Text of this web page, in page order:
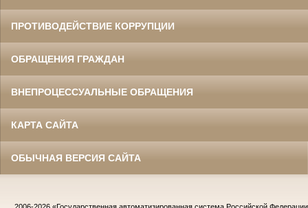
ПРОТИВОДЕЙСТВИЕ КОРРУПЦИИ
ОБРАЩЕНИЯ ГРАЖДАН
ВНЕПРОЦЕССУАЛЬНЫЕ ОБРАЩЕНИЯ
КАРТА САЙТА
ОБЫЧНАЯ ВЕРСИЯ САЙТА